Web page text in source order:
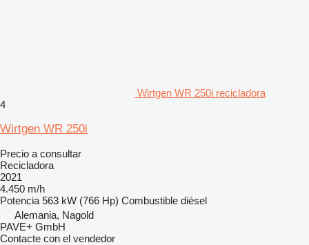
Wirtgen WR 250i recicladora
4
Wirtgen WR 250i
Precio a consultar
Recicladora
2021
4.450 m/h
Potencia 563 kW (766 Hp) Combustible diésel
Alemania, Nagold
PAVE+ GmbH
Contacte con el vendedor